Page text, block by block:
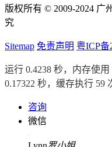
版权所有 © 2009-2024 广
究
Sitemap 免责声明 粤ICP备
运行 0.4238 秒，内存使
0.17322 秒，缓存执行 59
咨询
微信